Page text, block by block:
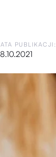
PUBLIKACJI: